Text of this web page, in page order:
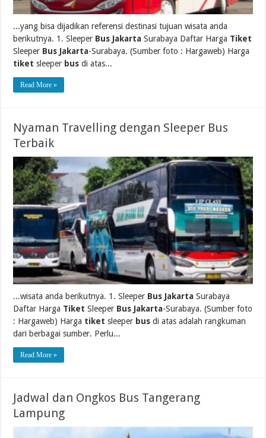
...yang bisa dijadikan referensi destinasi tujuan wisata anda
berikutnya. 1. Sleeper Bus Jakarta Surabaya Daftar Harga Tiket
Sleeper Bus Jakarta-Surabaya. (Sumber foto : Hargaweb) Harga
tiket sleeper bus di atas...
Read More »
Nyaman Travelling dengan Sleeper Bus
Terbaik
...wisata anda berikutnya. 1. Sleeper Bus Jakarta Surabaya
Daftar Harga Tiket Sleeper Bus Jakarta-Surabaya. (Sumber foto
: Hargaweb) Harga tiket sleeper bus di atas adalah rangkuman
dari berbagai sumber. Perlu...
Read More »
Jadwal dan Ongkos Bus Tangerang
Lampung